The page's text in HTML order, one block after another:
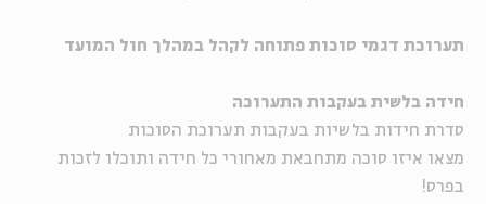
תערוכת דגמי סוכות פתוחה לקהל במהלך חול המועד
חידה בלשית בעקבות התערוכה
סדרת חידות בלשיות בעקבות תערוכת הסוכות
מצאו איזו סוכה מתחבאת מאחורי כל חידה ותוכלו לזכות
בפרס!